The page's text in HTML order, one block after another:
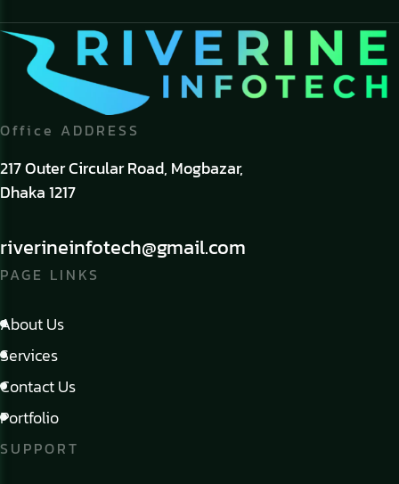
Office ADDRESS
217 Outer Circular Road, Mogbazar,
Dhaka 1217
riverineinfotech@gmail.com
PAGE LINKS
About Us
Services
Contact Us
Portfolio
SUPPORT